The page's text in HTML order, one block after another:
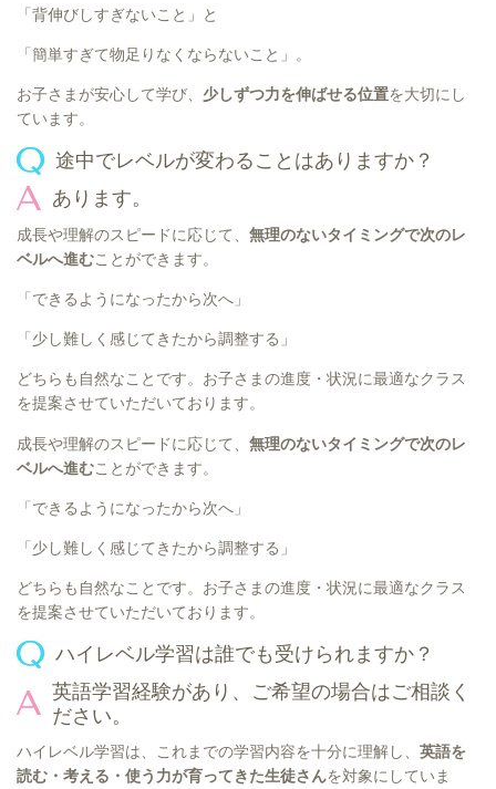
「背伸びしすぎないこと」と
「簡単すぎて物足りなくならないこと」。
お子さまが安心して学び、 少しずつ力を伸ばせる位置を大切にし
ています。
途中でレベルが変わることはありますか？
あります。
成長や理解のスピードに応じて、 無理のないタイミングで次のレ
ベルへ進むことができます。
「できるようになったから次へ」
「少し難しく感じてきたから調整する」
どちらも自然なことです。お子さまの進度・状況に最適なクラス
を提案させていただいております。
成長や理解のスピードに応じて、 無理のないタイミングで次のレ
ベルへ進むことができます。
「できるようになったから次へ」
「少し難しく感じてきたから調整する」
どちらも自然なことです。お子さまの進度・状況に最適なクラス
を提案させていただいております。
ハイレベル学習は誰でも受けられますか？
英語学習経験があり、ご希望の場合はご相談く
ださい。
ハイレベル学習は、これまでの学習内容を十分に理解し、 英語を
読む・考える・使う力が育ってきた生徒さんを対象にしていま